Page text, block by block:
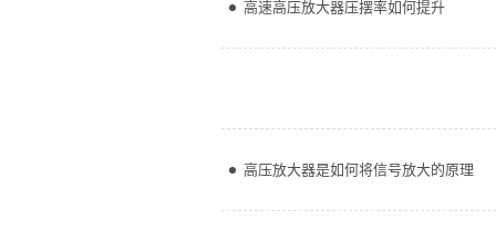
高速高压放大器压摆率如何提升
高压放大器是如何将信号放大的原理